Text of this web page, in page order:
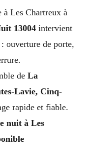
à Les Chartreux à
13004 intervient
ouverture de porte,
de La
Lavie, Cinq-
rapide et fiable.
nuit à Les